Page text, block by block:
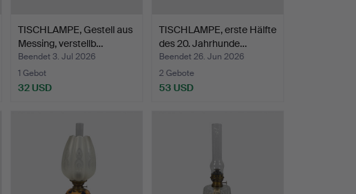
TISCHLAMPE, Gestell aus
Messing, verstellb…
Beendet 3. Jul 2026
1 Gebot
32 USD
TISCHLAMPE, erste Hälfte
des 20. Jahrhunde…
Beendet 26. Jun 2026
2 Gebote
53 USD